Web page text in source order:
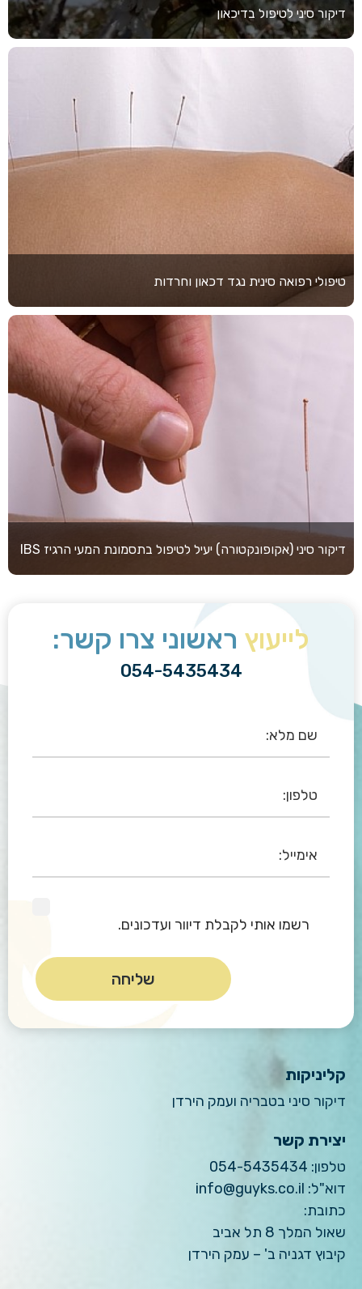
דיקור סיני לטיפול בדיכאון
טיפולי רפואה סינית נגד דכאון וחרדות
דיקור סיני (אקופונקטורה) יעיל לטיפול בתסמונת המעי הרגיז IBS
לייעוץ ראשוני צרו קשר:
054-5435434
רשמו אותי לקבלת דיוור ועדכונים.
קליניקות
דיקור סיני בטבריה ועמק הירדן
יצירת קשר
טלפון: 054-5435434
דוא"ל: info@guyks.co.il
כתובת:
שאול המלך 8 תל אביב
קיבוץ דגניה ב' – עמק הירדן